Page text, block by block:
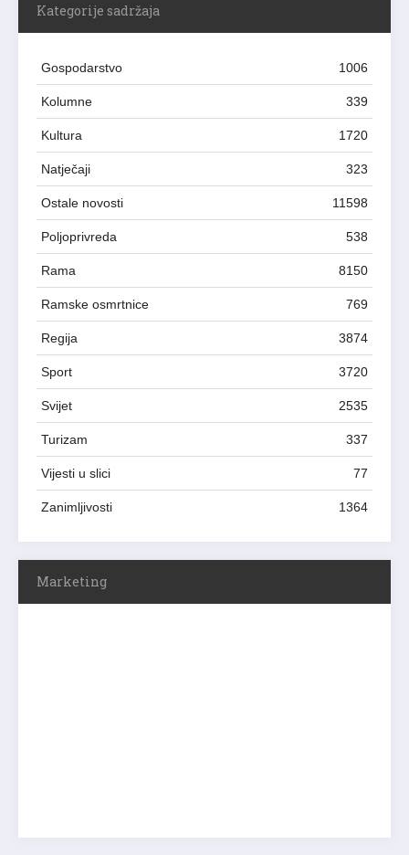
Kategorije sadržaja
Gospodarstvo 1006
Kolumne 339
Kultura 1720
Natječaji 323
Ostale novosti 11598
Poljoprivreda 538
Rama 8150
Ramske osmrtnice 769
Regija 3874
Sport 3720
Svijet 2535
Turizam 337
Vijesti u slici 77
Zanimljivosti 1364
Marketing